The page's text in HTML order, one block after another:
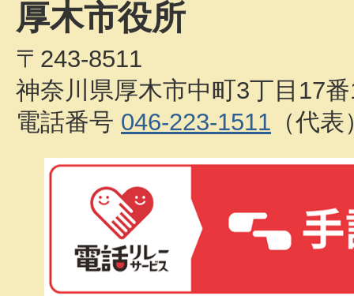
厚木市役所
〒243-8511
神奈川県厚木市中町3丁目17
電話番号 046-223-1511 （代表